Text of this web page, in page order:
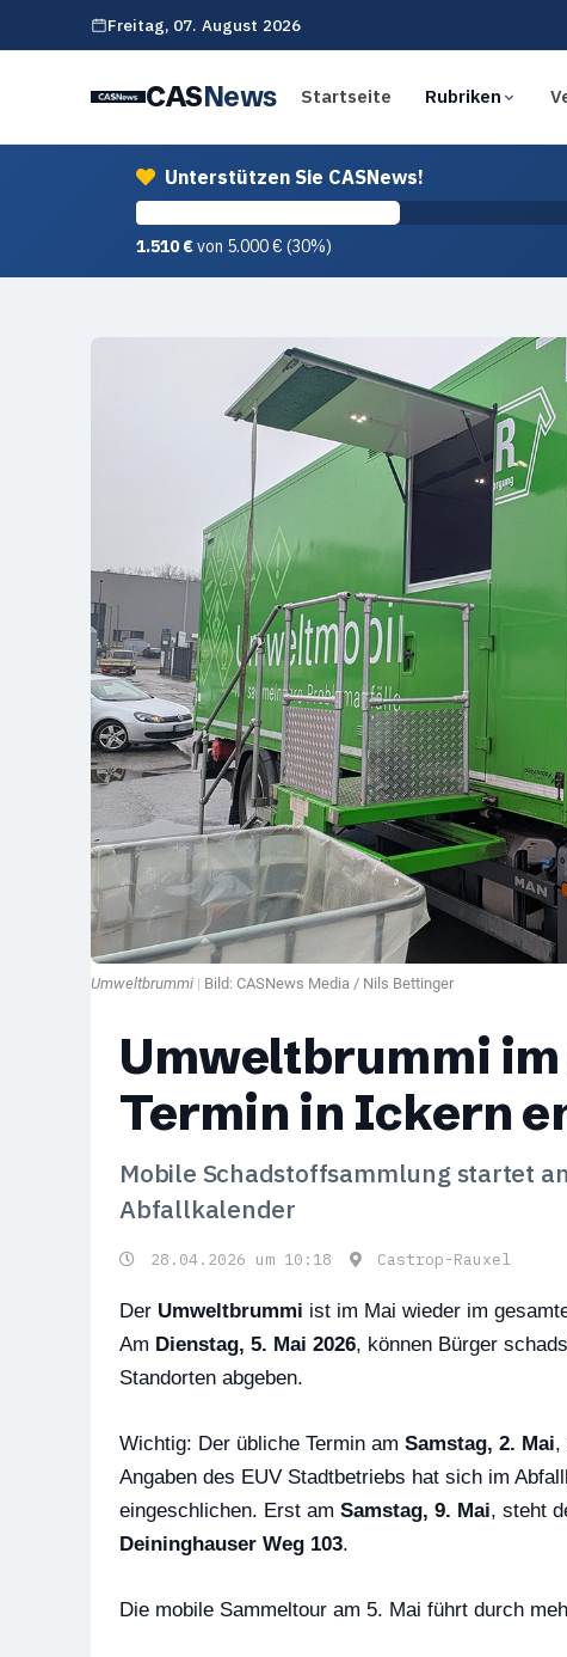
Freitag, 07. August 2026
CASNews Startseite Rubriken
Unterstützen Sie CASNews!
1.510 €von 5.000 € (30%)
Umweltbrummi | Bild: CASNews Media / Nils Bettinger
Umweltbrummi
Termin in Ickern
Mobile Schadstoffsammlung startet
Abfallkalender
28.04.2026 um 10:18 Castrop-Rauxel
Der Umweltbrummi ist im Mai wieder im
Am Dienstag, 5. Mai 2026, können Bürger
Standorten abgeben.
Wichtig: Der übliche Termin am Samstag, 2. Mai,
Angaben des EUV Stadtbetriebs hat sich im
eingeschlichen. Erst am Samstag, 9. Mai, steht
Deininghauser Weg 103.
Die mobile Sammeltour am 5. Mai führt durch